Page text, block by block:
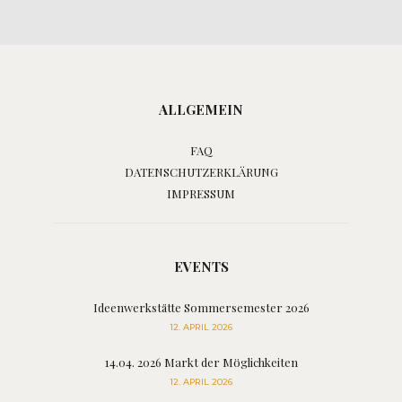
ALLGEMEIN
FAQ
DATENSCHUTZERKLÄRUNG
IMPRESSUM
EVENTS
Ideenwerkstätte Sommersemester 2026
12. APRIL 2026
14.04. 2026 Markt der Möglichkeiten
12. APRIL 2026